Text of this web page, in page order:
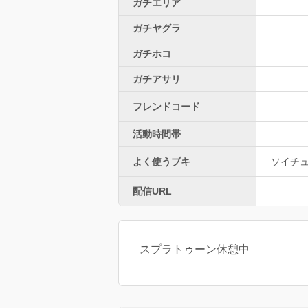
ガチエリア
ガチヤグラ
ガチホコ
ガチアサリ
フレンドコード
活動時間帯
よく使うブキ ソイチ
配信URL
スプラトゥーン休憩中